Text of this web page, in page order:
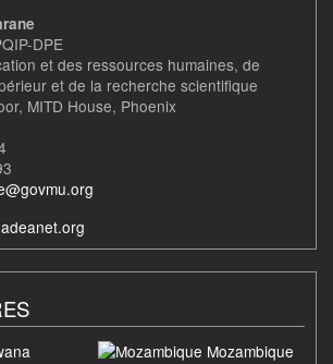
DPE
et des ressources humaines, de
et de la recherche scientifique
MITD House, Phoenix
Mozambique